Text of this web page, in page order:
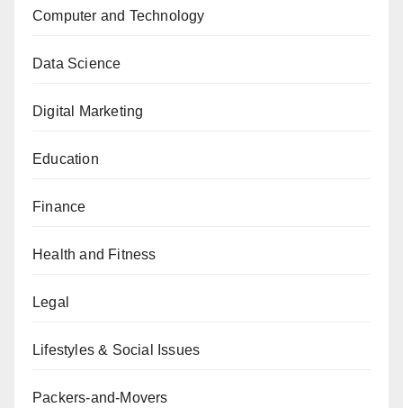
Computer and Technology
Data Science
Digital Marketing
Education
Finance
Health and Fitness
Legal
Lifestyles & Social Issues
Packers-and-Movers